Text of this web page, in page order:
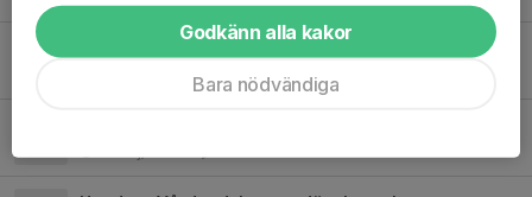
Godkänn alla kakor
Bara nödvändiga